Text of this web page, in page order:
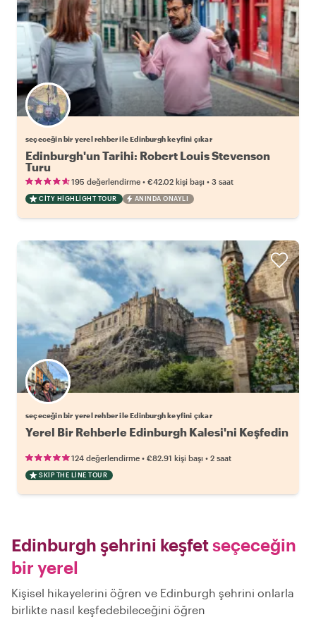
Favori yerel rehberini seç
seçeceğin bir yerel rehber ile Edinburgh keyfini çıkar
Edinburgh'un Tarihi: Robert Louis Stevenson
Turu
195 değerlendirme • €42.02 kişi başı • 3 saat
CITY HIGHLIGHT TOUR ANINDA ONAYLI
Favori yerel rehberini seç
seçeceğin bir yerel rehber ile Edinburgh keyfini çıkar
Yerel Bir Rehberle Edinburgh Kalesi'ni Keşfedin
124 değerlendirme • €82.91 kişi başı • 2 saat
SKIP THE LINE TOUR
Edinburgh şehrini keşfetseçeceğin
bir yerel
Kişisel hikayelerini öğren ve Edinburgh şehrini onlarla
birlikte nasıl keşfedebileceğini öğren